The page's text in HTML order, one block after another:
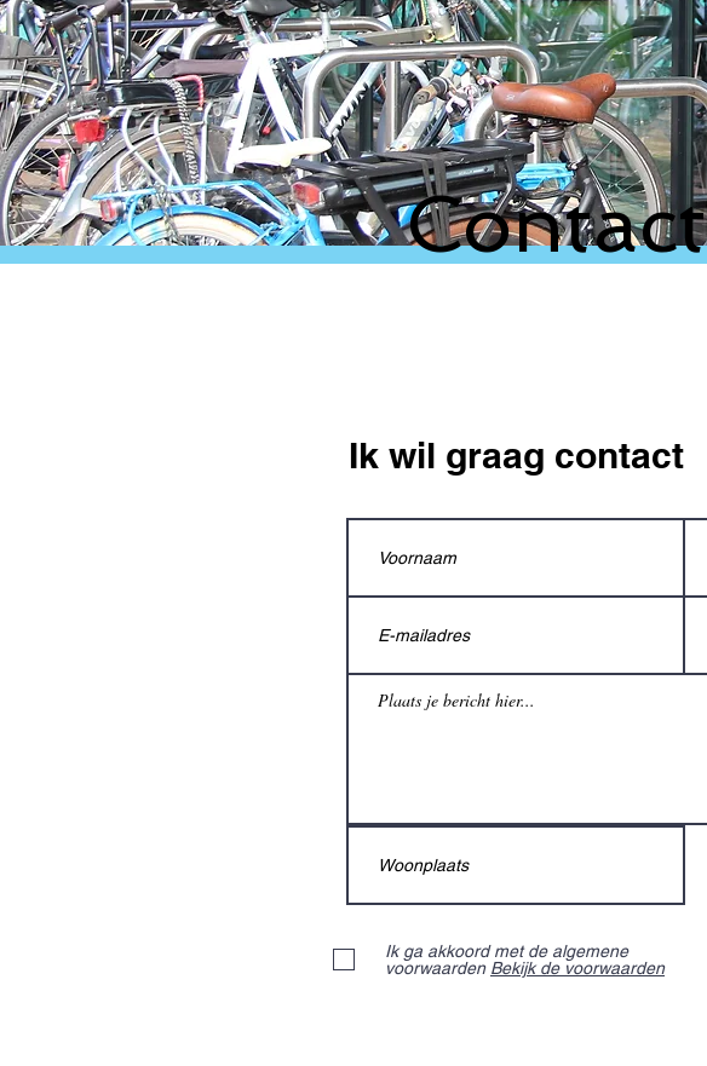
Contact
Ik wil graag contact
Ik ga akkoord met de algemene
voorwaarden Bekijk de voorwaarden